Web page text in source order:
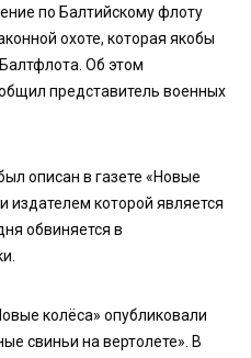
по Балтийскому флоту
охоте, которая якобы
Об этом
представитель военных
описан в газете «Новые
издателем которой является
обвиняется в
колёса» опубликовали
свиньи на вертолете». В